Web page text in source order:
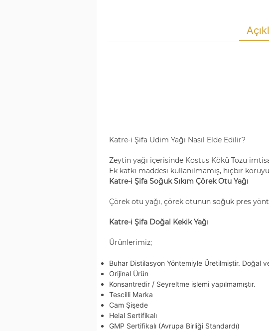
Katre-i Şifa Udim Yağı Nasıl Elde Edilir?
Zeytin yağı içerisinde Kostus Kökü Tozu
Ek katkı maddesi kullanılmamış, hiçbir
Katre-i Şifa Soğuk Sıkım Çörek Otu Yağı
Çörek otu yağı, çörek otunun soğuk pres
Katre-i Şifa Doğal Kekik Yağı
Ürünlerimiz;
Buhar Distilasyon Yöntemiyle Üretilmiştir. Doğal ve
Orijinal Ürün
Konsantredir / Seyreltme işlemi yapılmamıştır.
Tescilli Marka
Cam Şişede
Helal Sertifikalı
GMP Sertifikalı (Avrupa Birliği Standardı)